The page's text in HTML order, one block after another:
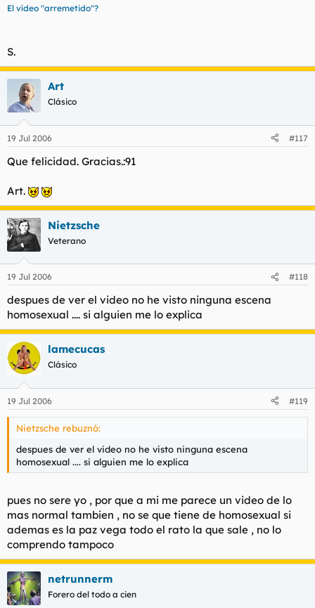
El vídeo "arremetido"?
S.
Art
Clásico
19 Jul 2006 #117
Que felicidad. Gracias.:91
Art.
Nietzsche
Veterano
19 Jul 2006 #118
despues de ver el video no he visto ninguna escena
homosexual .... si alguien me lo explica
lamecucas
Clásico
19 Jul 2006 #119
Nietzsche rebuznó:
despues de ver el video no he visto ninguna escena
homosexual .... si alguien me lo explica
pues no sere yo , por que a mi me parece un video de lo
mas normal tambien , no se que tiene de homosexual si
ademas es la paz vega todo el rato la que sale , no lo
comprendo tampoco
netrunnerm
Forero del todo a cien